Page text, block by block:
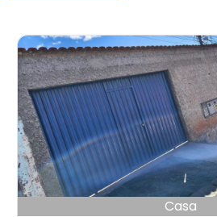
Casa